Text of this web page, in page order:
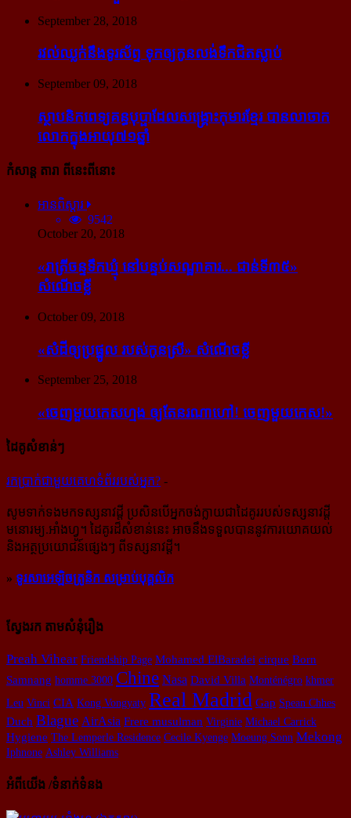
September 28, 2018
រវល់​ឈ្លក់​នឹង​ទូរស័ព្ទ ទុក​ឲ្យ​កូន​លង់​ទឹក​ជិត​ស្លាប់
September 09, 2018
ស្ថាបនិក​ពេទ្យ​គន្ធបុប្ផា​ដែល​សង្គ្រោះ​កុមារ​ខ្មែរ​ បាន​លាចាក​
លោក​ក្នុង​អាយុ​៧១ឆ្នាំ
កំសាន្ដ តារា ពីនេះពីនោះ
អានពិស្ដារ
9542
October 20, 2018
«រាត្រីចន្ទទឹកឃ្មុំ នៅបន្ទប់សណ្ឋាគារ... ជាន់ទី៣៥»
សំណើចខ្លី
October 09, 2018
«សំដី​ឲ្យ​ប្រផ្នូល របស់​កូនស្រី» សំណើចខ្លី
September 25, 2018
«ចេញ​មួយ​កេស​ហ្មង ឲ្យ​តែ​នរណា​ហៅ! ចេញ​មួយ​កេស!»
ដៃគូសំខាន់ៗ
រក​​ប្រាក់​​ជា​​មួយ​​គេហទំព័រ​​របស់​​អ្នក? -
សូម​ទាក់ទង​មក​ទស្សនាវដ្ដី ប្រសិន​បើ​អ្នក​ចង់​ក្លាយ​ជា​ដៃគូរ​របស់​ទស្សនាវដ្ដី​
មនោរម្យ.អាំងហ្វូ។ ដៃ​គូរ​ដ៏​សំខាន់​នេះ អាច​នឹង​ទទួល​បាន​នូវ​ការ​យោគយល់
និង​អត្ថ​ប្រយោជន៍​ផ្សេងៗ ពីទស្សនាវដ្ដី។
» ទូរសាអេឡិចត្រូនិក សម្រាប់បុគ្គលិក
ស្វែងរក តាមសំនុំរឿង
Preah Vihear Friendship Page Mohamed ElBaradei cirque Born
Samnang homme 3000 Chine Nasa David Villa Monténégro khmer
Leu Vinci CIA Kong Vongyaty Real Madrid Gap Spean Chhes
Duch Blague AirAsia Frere musulman Virginie Michael Carrick
Hygiene The Lemperle Residence Cecile Kyenge Moeung Sonn Mekong
Iphnone Ashley Williams
អំពីយើង /ទំនាក់ទំនង